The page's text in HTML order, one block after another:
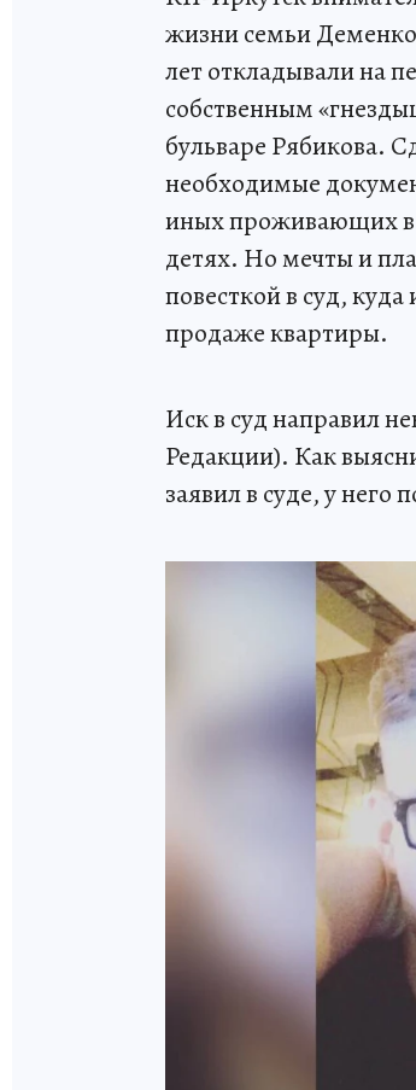
жизни семьи
лет откладывали на
собственным
бульваре Рябикова.
необходимые
иных проживающих в
детях. Но мечты и
повесткой в суд,
продаже квартиры.
Иск в суд направил
Редакции). Как
заявил в суде, у него